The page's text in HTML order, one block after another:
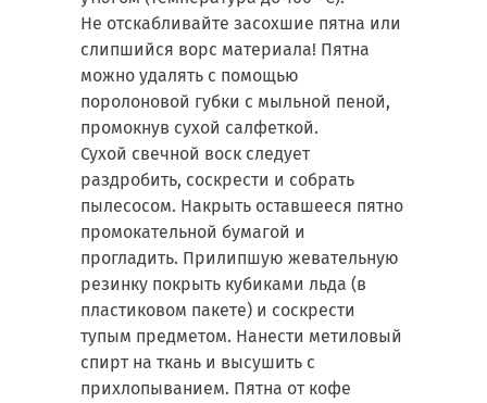
Не отскабливайте засохшие пятна или
слипшийся ворс материала! Пятна
можно удалять с помощью
поролоновой губки с мыльной пеной,
промокнув сухой салфеткой.
Сухой свечной воск следует
раздробить, соскрести и собрать
пылесосом. Накрыть оставшееся пятно
промокательной бумагой и
прогладить. Прилипшую жевательную
резинку покрыть кубиками льда (в
пластиковом пакете) и соскрести
тупым предметом. Нанести метиловый
спирт на ткань и высушить с
прихлопыванием. Пятна от кофе